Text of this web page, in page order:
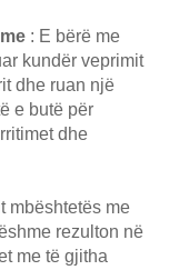
: E bërë me
kundër veprimit
dhe ruan një
e butë për
dhe
mbështetës me
rezulton në
me të gjitha